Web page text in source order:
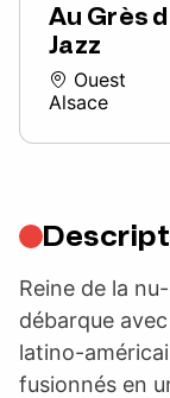
Au Grès
Jazz
Ouest
Alsace
Reine de la
débarque
latino-
fusionnés en